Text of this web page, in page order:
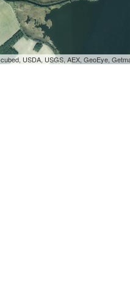
USDA, USGS, AEX, GeoEye,